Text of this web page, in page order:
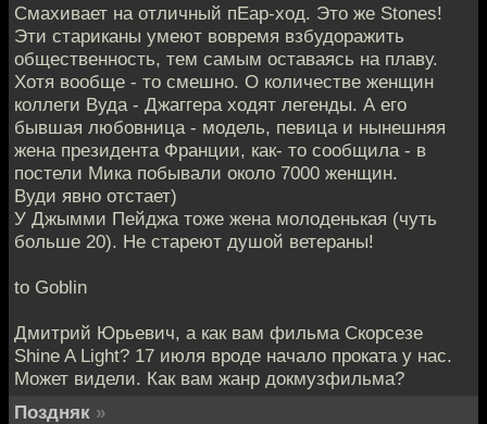
Смахивает на отличный пЕар-ход. Это же Stones!
Эти стариканы умеют вовремя взбудоражить
общественность, тем самым оставаясь на плаву.
Хотя вообще - то смешно. О количестве женщин
коллеги Вуда - Джаггера ходят легенды. А его
бывшая любовница - модель, певица и нынешняя
жена президента Франции, как- то сообщила - в
постели Мика побывали около 7000 женщин.
Вуди явно отстает)
У Джымми Пейджа тоже жена молоденькая (чуть
больше 20). Не стареют душой ветераны!
to Goblin
Дмитрий Юрьевич, а как вам фильма Скорсезе
Shine A Light? 17 июля вроде начало проката у нас.
Может видели. Как вам жанр докмузфильма?
Поздняк »